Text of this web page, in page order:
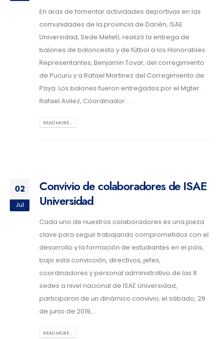
En aras de fomentar actividades deportivas en las
comunidades de la provincia de Darién, ISAE
Universidad, Sede Metetí, realizó la entrega de
balones de baloncesto y de fútbol a los Honorables
Representantes, Benjamin Tovar, del corregimiento
de Pucuru y a Rafael Martinez del Corregimiento de
Paya. Los balones fueron entregados por el Mgter.
Rafael Avilez, Coordinador...
READ MORE...
02
Jul
Convivio de colaboradores de ISAE
Universidad
Cada uno de nuestros colaboradores es una pieza
clave para seguir trabajando comprometidos con el
desarrollo y la formación de estudiantes en el país,
bajo esta convicción, directivos, jefes,
coordinadores y personal administrativo de las 8
sedes a nivel nacional de ISAE Universidad,
participaron de un dinámico convivio, el sábado, 29
de junio de 2019,...
READ MORE...